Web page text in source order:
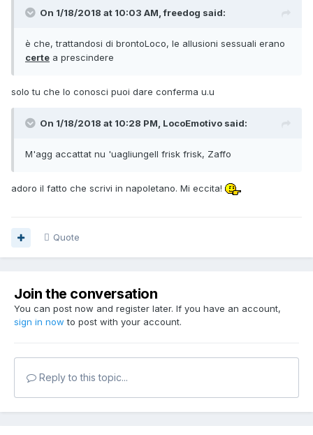
On 1/18/2018 at 10:03 AM, freedog said:
è che, trattandosi di brontoLoco, le allusioni sessuali erano
certe a prescindere
solo tu che lo conosci puoi dare conferma u.u
On 1/18/2018 at 10:28 PM, LocoEmotivo said:
M'agg accattat nu 'uagliungell frisk frisk, Zaffo
adoro il fatto che scrivi in napoletano. Mi eccita!
Quote
Join the conversation
You can post now and register later. If you have an account,
sign in now to post with your account.
Reply to this topic...